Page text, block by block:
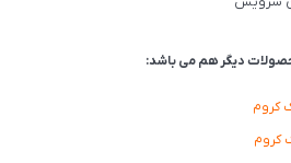
دیگر هم می باشد:
کروم
کروم